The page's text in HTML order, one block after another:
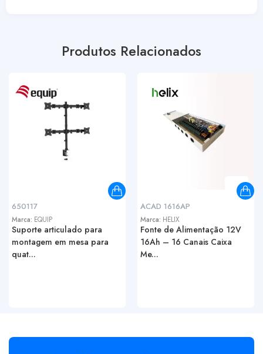
Produtos Relacionados
650117
Marca: EQUIP
Suporte articulado para
montagem em mesa para
quat...
ACAD 1616AP
Marca: HELIX
Fonte de Alimentação 12V
16Ah – 16 Canais Caixa
Me...